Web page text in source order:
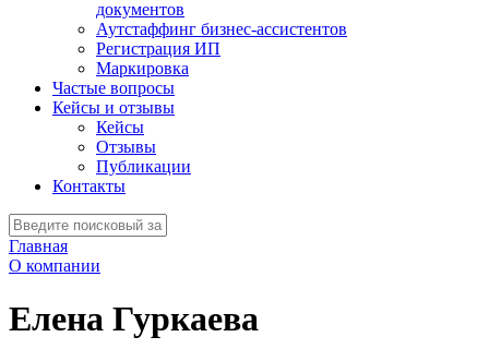
документов
Аутстаффинг бизнес-ассистентов
Регистрация ИП
Маркировка
Частые вопросы
Кейсы и отзывы
Кейсы
Отзывы
Публикации
Контакты
Главная
О компании
Елена Гуркаева